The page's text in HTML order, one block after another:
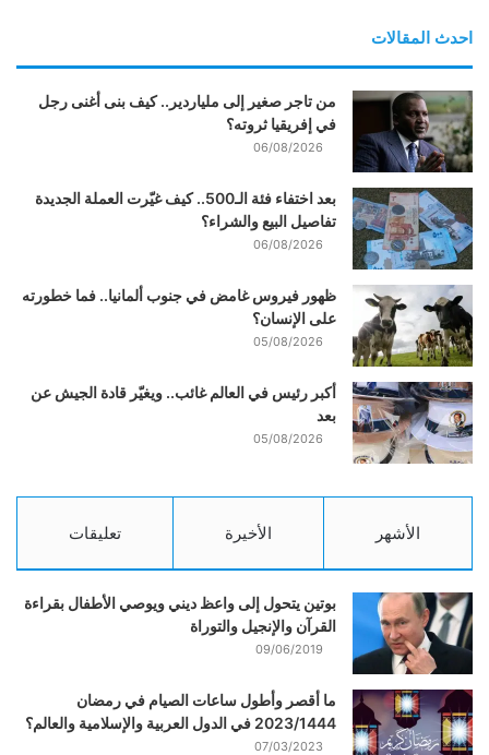
احدث المقالات
من تاجر صغير إلى ملياردير.. كيف بنى أغنى رجل
في إفريقيا ثروته؟
06/08/2026
بعد اختفاء فئة الـ500.. كيف غيّرت العملة الجديدة
تفاصيل البيع والشراء؟
06/08/2026
ظهور فيروس غامض في جنوب ألمانيا.. فما خطورته
على الإنسان؟
05/08/2026
أكبر رئيس في العالم غائب.. ويغيّر قادة الجيش عن
بعد
05/08/2026
الأشهر الأخيرة تعليقات
بوتين يتحول إلى واعظ ديني ويوصي الأطفال بقراءة
القرآن والإنجيل والتوراة
09/06/2019
ما أقصر وأطول ساعات الصيام في رمضان
2023/1444 في الدول العربية والإسلامية والعالم؟
07/03/2023